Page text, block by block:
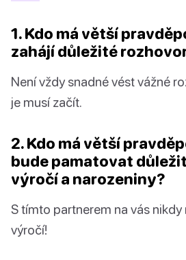
1. Kdo má větší
zahájí důležité
Není vždy snadné vést vážné
je musí začít.
2. Kdo má větší
bude pamatovat
výročí a narozeniny?
S tímto partnerem na vás
výročí!